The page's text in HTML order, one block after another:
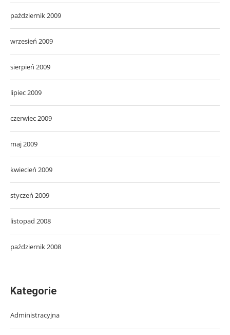
październik 2009
wrzesień 2009
sierpień 2009
lipiec 2009
czerwiec 2009
maj 2009
kwiecień 2009
styczeń 2009
listopad 2008
październik 2008
Kategorie
Administracyjna